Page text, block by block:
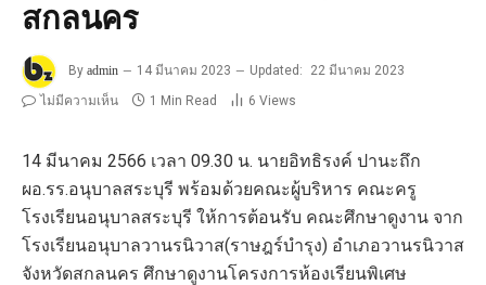
สกลนคร
By admin 14 มีนาคม 2023 Updated:
22 มีนาคม 2023
ไม่มีความเห็น
1 Min Read 6 Views
14 มีนาคม 2566 เวลา 09.30 น. นายอิทธิรงค์ ปานะถึก
ผอ.รร.อนุบาลสระบุรี พร้อมด้วยคณะผู้บริหาร คณะครู
โรงเรียนอนุบาลสระบุรี ให้การต้อนรับ คณะศึกษาดูงาน จาก
โรงเรียนอนุบาลวานรนิวาส(ราษฎร์บำรุง) อำเภอวานรนิวาส
จังหวัดสกลนคร ศึกษาดูงานโครงการห้องเรียนพิเศษ